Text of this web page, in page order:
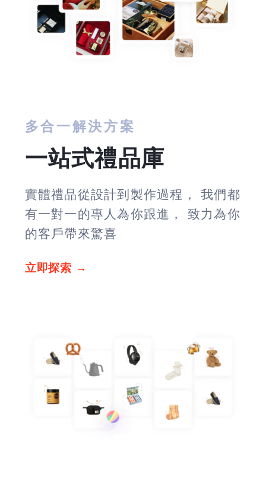
多合一解決方案
一站式禮品庫
實體禮品從設計到製作過程， 我們都
有一對一的專人為你跟進， 致力為你
的客戶帶來驚喜
立即探索 →